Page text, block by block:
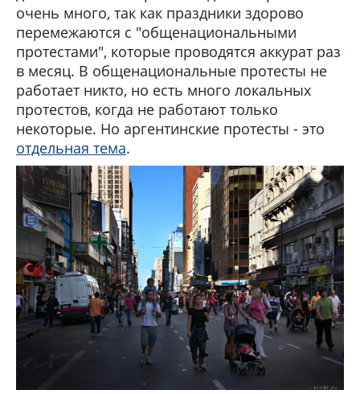
очень много, так как праздники здорово
перемежаются с "общенациональными
протестами", которые проводятся аккурат раз
в месяц. В общенациональные протесты не
работает никто, но есть много локальных
протестов, когда не работают только
некоторые. Но аргентинские протесты - это
отдельная тема.